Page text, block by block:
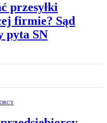
przesyłki
firmie? Sąd
pyta SN